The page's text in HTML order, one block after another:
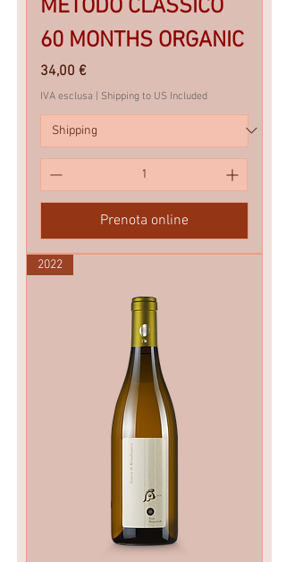
METODO CLASSICO
60 MONTHS ORGANIC
Prezzo
34,00 €
IVA esclusa Shipping to US Included
Prenota online
2022